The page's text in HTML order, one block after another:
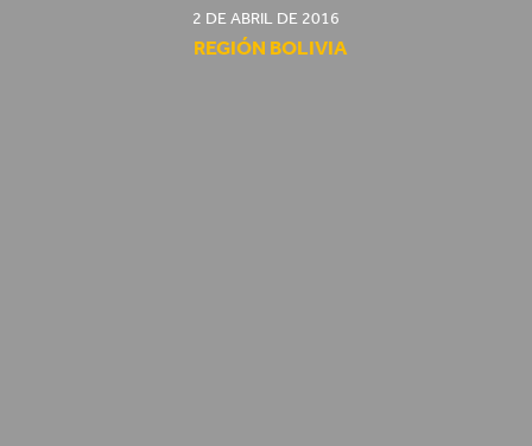
2 DE ABRIL DE 2016
REGIÓN BOLIVIA